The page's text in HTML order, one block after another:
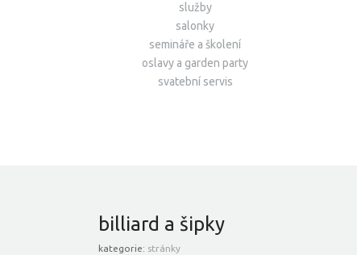
služby
salonky
semináře a školení
oslavy a garden party
svatební servis
billiard a šipky
kategorie: stránky